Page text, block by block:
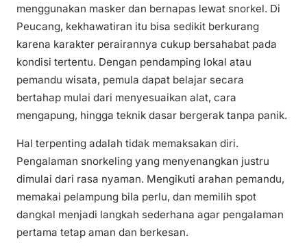
menggunakan masker dan bernapas lewat snorkel. Di
Peucang, kekhawatiran itu bisa sedikit berkurang
karena karakter perairannya cukup bersahabat pada
kondisi tertentu. Dengan pendamping lokal atau
pemandu wisata, pemula dapat belajar secara
bertahap mulai dari menyesuaikan alat, cara
mengapung, hingga teknik dasar bergerak tanpa panik.
Hal terpenting adalah tidak memaksakan diri.
Pengalaman snorkeling yang menyenangkan justru
dimulai dari rasa nyaman. Mengikuti arahan pemandu,
memakai pelampung bila perlu, dan memilih spot
dangkal menjadi langkah sederhana agar pengalaman
pertama tetap aman dan berkesan.